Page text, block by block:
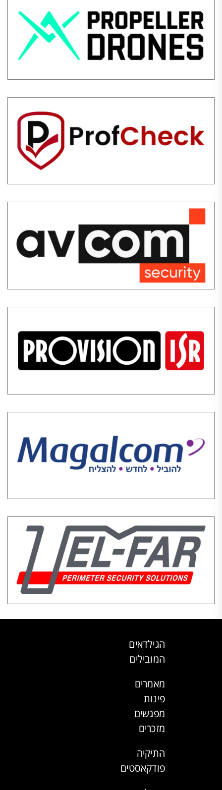
הגילדאים
המובילים
מאמרים
פינות
מפגשים
מזכרים
התיקיה
פודקאסטים